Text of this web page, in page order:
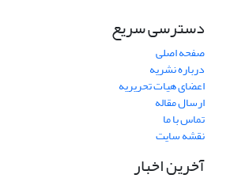
دسترسی سریع
صفحه اصلی
درباره نشریه
اعضای هیات تحریریه
ارسال مقاله
تماس با ما
نقشه سایت
آخرین اخبار